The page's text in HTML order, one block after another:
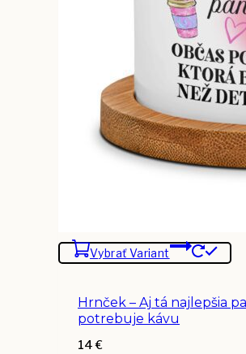
Vybrať Variant
Hrnček – Aj tá najlepšia
potrebuje kávu
14€